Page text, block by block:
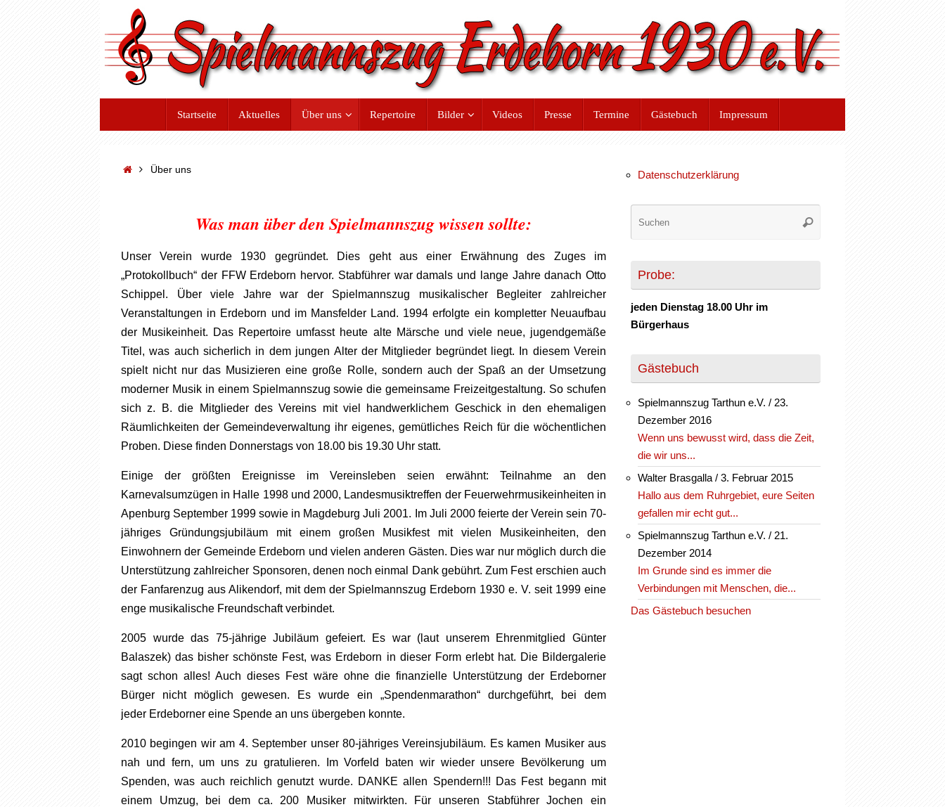
springen
Startseite Aktuelles Über uns Repertoire Bilder Videos Presse Termine Gästebuch Impressum
StartÜber uns
Was man über den Spielmannszug wissen sollte:
Unser Verein wurde 1930 gegründet. Dies geht aus einer Erwähnung des Zuges im
„Protokollbuch“ der FFW Erdeborn hervor. Stabführer war damals und lange Jahre danach Otto
Schippel. Über viele Jahre war der Spielmannszug musikalischer Begleiter zahlreicher
Veranstaltungen in Erdeborn und im Mansfelder Land. 1994 erfolgte ein kompletter Neuaufbau
der Musikeinheit. Das Repertoire umfasst heute alte Märsche und viele neue, jugendgemäße
Titel, was auch sicherlich in dem jungen Alter der Mitglieder begründet liegt. In diesem Verein
spielt nicht nur das Musizieren eine große Rolle, sondern auch der Spaß an der Umsetzung
moderner Musik in einem Spielmannszug sowie die gemeinsame Freizeitgestaltung. So schufen
sich z. B. die Mitglieder des Vereins mit viel handwerklichem Geschick in den ehemaligen
Räumlichkeiten der Gemeindeverwaltung ihr eigenes, gemütliches Reich für die wöchentlichen
Proben. Diese finden Donnerstags von 18.00 bis 19.30 Uhr statt.
Einige der größten Ereignisse im Vereinsleben seien erwähnt: Teilnahme an den
Karnevalsumzügen in Halle 1998 und 2000, Landesmusiktreffen der Feuerwehrmusikeinheiten in
Apenburg September 1999 sowie in Magdeburg Juli 2001. Im Juli 2000 feierte der Verein sein 70-
jähriges Gründungsjubiläum mit einem großen Musikfest mit vielen Musikeinheiten, den
Einwohnern der Gemeinde Erdeborn und vielen anderen Gästen. Dies war nur möglich durch die
Unterstützung zahlreicher Sponsoren, denen noch einmal Dank gebührt. Zum Fest erschien auch
der Fanfarenzug aus Alikendorf, mit dem der Spielmannszug Erdeborn 1930 e. V. seit 1999 eine
enge musikalische Freundschaft verbindet.
2005 wurde das 75-jährige Jubiläum gefeiert. Es war (laut unserem Ehrenmitglied Günter
Balaszek) das bisher schönste Fest, was Erdeborn in dieser Form erlebt hat. Die Bildergalerie
sagt schon alles! Auch dieses Fest wäre ohne die finanzielle Unterstützung der Erdeborner
Bürger nicht möglich gewesen. Es wurde ein „Spendenmarathon“ durchgeführt, bei dem
jeder Erdeborner eine Spende an uns übergeben konnte.
2010 begingen wir am 4. September unser 80-jähriges Vereinsjubiläum. Es kamen Musiker aus
nah und fern, um uns zu gratulieren. Im Vorfeld baten wir wieder unsere Bevölkerung um
Spenden, was auch reichlich genutzt wurde. DANKE allen Spendern!!! Das Fest begann mit
einem Umzug, bei dem ca. 200 Musiker mitwirkten. Für unseren Stabführer Jochen ein
Datenschutzerklärung
Suchen
Probe:
jeden Dienstag 18.00 Uhr im
Bürgerhaus
Gästebuch
Spielmannszug Tarthun e.V. / 23.
Dezember 2016
Wenn uns bewusst wird, dass die Zeit,
die wir uns...
Walter Brasgalla / 3. Februar 2015
Hallo aus dem Ruhrgebiet, eure Seiten
gefallen mir echt gut...
Spielmannszug Tarthun e.V. / 21.
Dezember 2014
Im Grunde sind es immer die
Verbindungen mit Menschen, die...
Das Gästebuch besuchen